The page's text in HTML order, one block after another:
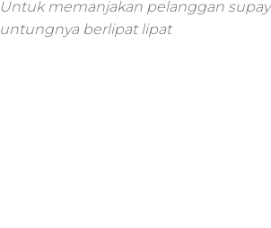
Untuk memanjakan pelanggan
untungnya berlipat lipat